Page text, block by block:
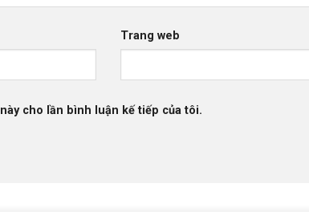
Trang web
cho lần bình luận kế tiếp của tôi.